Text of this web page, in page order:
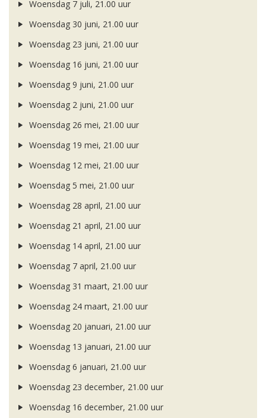
Woensdag 7 juli, 21.00 uur
Woensdag 30 juni, 21.00 uur
Woensdag 23 juni, 21.00 uur
Woensdag 16 juni, 21.00 uur
Woensdag 9 juni, 21.00 uur
Woensdag 2 juni, 21.00 uur
Woensdag 26 mei, 21.00 uur
Woensdag 19 mei, 21.00 uur
Woensdag 12 mei, 21.00 uur
Woensdag 5 mei, 21.00 uur
Woensdag 28 april, 21.00 uur
Woensdag 21 april, 21.00 uur
Woensdag 14 april, 21.00 uur
Woensdag 7 april, 21.00 uur
Woensdag 31 maart, 21.00 uur
Woensdag 24 maart, 21.00 uur
Woensdag 20 januari, 21.00 uur
Woensdag 13 januari, 21.00 uur
Woensdag 6 januari, 21.00 uur
Woensdag 23 december, 21.00 uur
Woensdag 16 december, 21.00 uur